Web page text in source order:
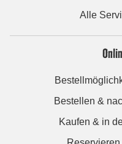
Alle
Bestellen &
Kaufen & in